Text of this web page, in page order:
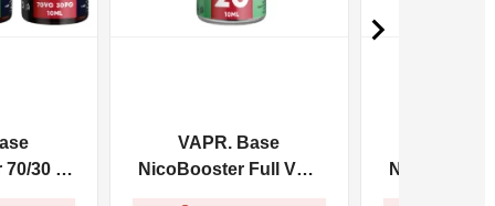
30 -
VAPR. Base
NicoBooster Full VG -
